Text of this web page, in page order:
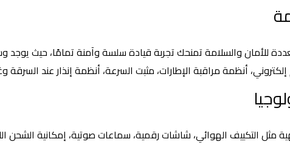
للأمان والسلامة تمنحك تجربة قيادة سلسة وآمنة تمامًا، حيث يوجد
أنظمة مراقبة الإطارات، مثبت السرعة، أنظمة إنذار عند السرقة
مثل التكييف الهوائي، شاشات رقمية، سماعات صوتية، إمكانية الشحن